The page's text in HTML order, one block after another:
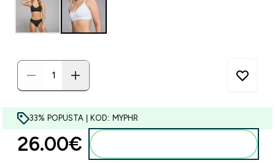
33% POPUSTA | KOD: MYPHR
26.00€‎